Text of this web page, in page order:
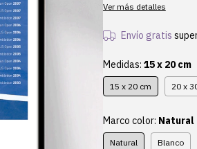
Ver más detalles
Envío gratis
Medidas: 15 x 20 cm
15 x 20 cm 20 x
Marco color: Natural
Natural Blanco